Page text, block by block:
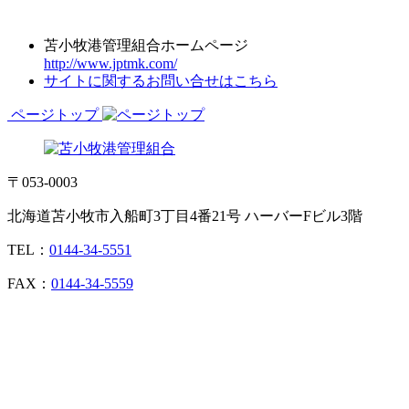
苫小牧港管理組合ホームページ
http://www.jptmk.com/
サイトに関するお問い合せはこちら
ページトップ
〒053-0003
北海道苫小牧市入船町3丁目4番21号 ハーバーFビル3階
TEL： 0144-34-5551
FAX： 0144-34-5559